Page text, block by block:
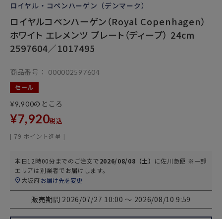
ロイヤル・コペンハーゲン（デンマーク）
ロイヤルコペンハーゲン（Royal Copenhagen）
ホワイト エレメンツ プレート（ディープ） 24cm
2597604／1017495
商品番号 000002597604
セール
¥9,900のところ
¥7,920税込
[ 79 ポイント進呈 ]
本日12時00分までのご注文で2026/08/08（土） に佐川急便 ※一部
エリアは別業者でお届けします。
大阪府お届け先を変更
販売期間 2026/07/27 10:00 〜 2026/08/10 9:59